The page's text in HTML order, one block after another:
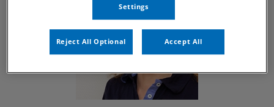
Settings
Reject All Optional Accept All